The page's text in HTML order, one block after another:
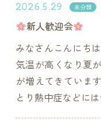
2026.5.29 未分類
新人歓迎会
みなさんこんにち
気温が高くなり夏
が増えてきていま
とり熱中症などに